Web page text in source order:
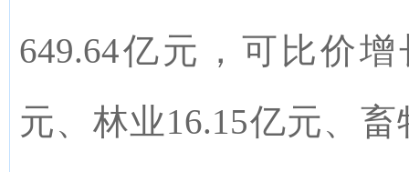
649.64亿元，可比价增
元、林业16.15亿元、